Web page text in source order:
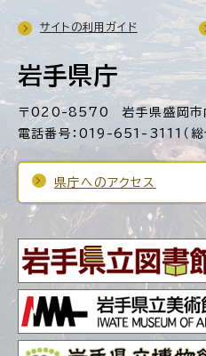
岩手県庁
〒020-8570 岩手県盛岡市
電話番号：019-651-3111（総
県庁へのアクセス
サイトの利用ガイド